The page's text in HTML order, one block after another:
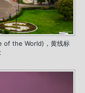
of the World)，黄线标